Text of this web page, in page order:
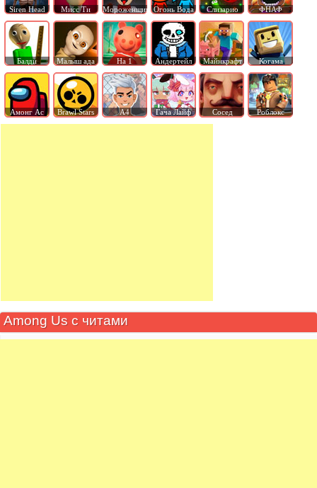
Siren Head Мисс Ти Мороженщик Огонь Вода Слизарио ФНАФ
Балди Малыш ада На 1 Андертейл Майнкрафт Когама
Амонг Ас Brawl Stars А4 Гача Лайф Сосед Роблокс
Among Us с читами